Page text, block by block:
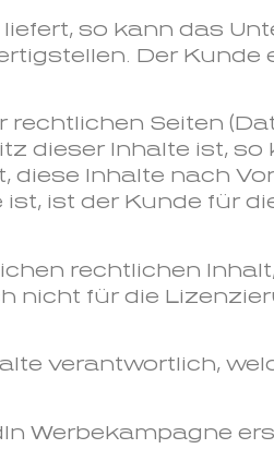
so kann das
Der Kunde
rechtlichen Seiten
dieser Inhalte ist,
Inhalte nach
ist der Kunde für
rechtlichen
nicht für die
verantwortlich,
Werbekampagne